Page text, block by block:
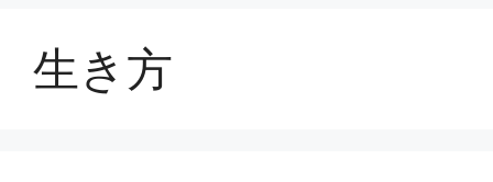
生き方